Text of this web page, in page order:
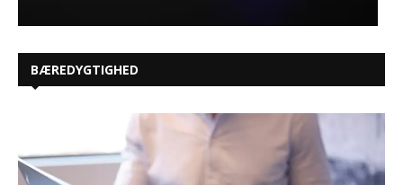
BÆREDYGTIGHED